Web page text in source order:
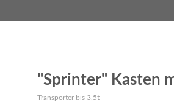
"Sprinter" Kasten
Transporter bis 3,5t